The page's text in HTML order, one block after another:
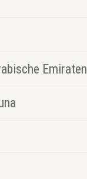
Emiraten